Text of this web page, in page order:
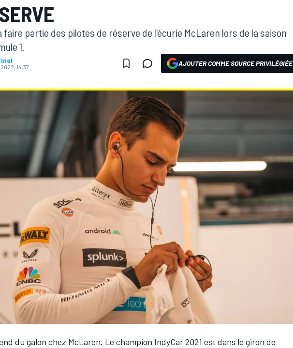
faire partie des pilotes de réserve de l'écurie McLaren lors de la saison
1.
14:37 AJOUTER COMME SOURCE PRIVILÉGIÉE
du galon chez McLaren. Le champion IndyCar 2021 est dans le giron de